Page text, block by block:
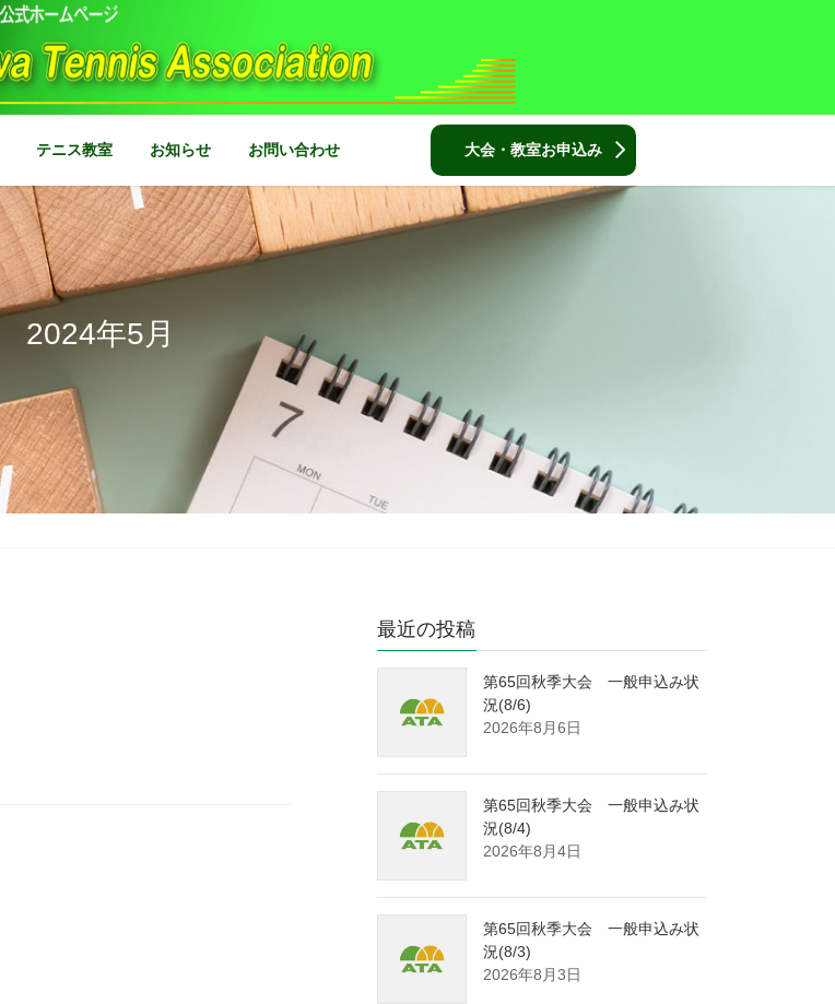
テニス教室 お知らせ お問い合わせ 大会・教室お申込み
2024年5月
最近の投稿
第65回秋季大会 一般申込み状
況(8/6)
2026年8月6日
第65回秋季大会 一般申込み状
況(8/4)
2026年8月4日
第65回秋季大会 一般申込み状
況(8/3)
2026年8月3日